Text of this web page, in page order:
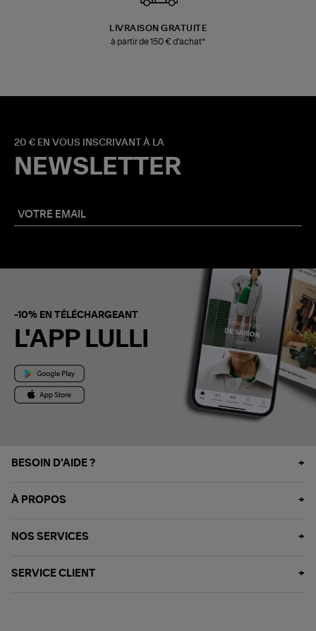
LIVRAISON GRATUITE
à partir de 150 € d'achat*
20 € EN VOUS INSCRIVANT À LA
NEWSLETTER
-10% EN TÉLÉCHARGEANT
L'APP LULLI
BESOIN D'AIDE ?
À PROPOS
NOS SERVICES
SERVICE CLIENT